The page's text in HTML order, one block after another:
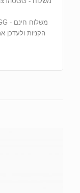
הקניות